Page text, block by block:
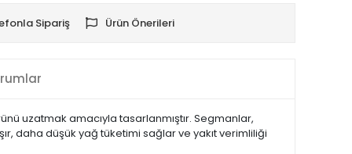
Sipariş Ürün Önerileri
uzatmak amacıyla tasarlanmıştır. Segmanlar,
daha düşük yağ tüketimi sağlar ve yakıt verimliliği